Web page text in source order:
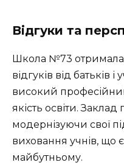
Відгуки та
Школа №73
відгуків від батьків і
високий
якість освіти.
модернізуючи свої
виховання учнів, що
майбутньому.